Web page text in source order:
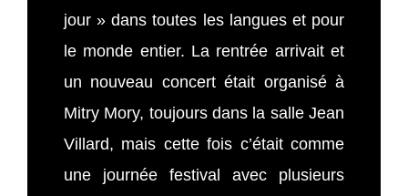
jour » dans toutes les langues et pour
le monde entier. La rentrée arrivait et
un nouveau concert était organisé à
Mitry Mory, toujours dans la salle Jean
Villard, mais cette fois c’était comme
une journée festival avec plusieurs